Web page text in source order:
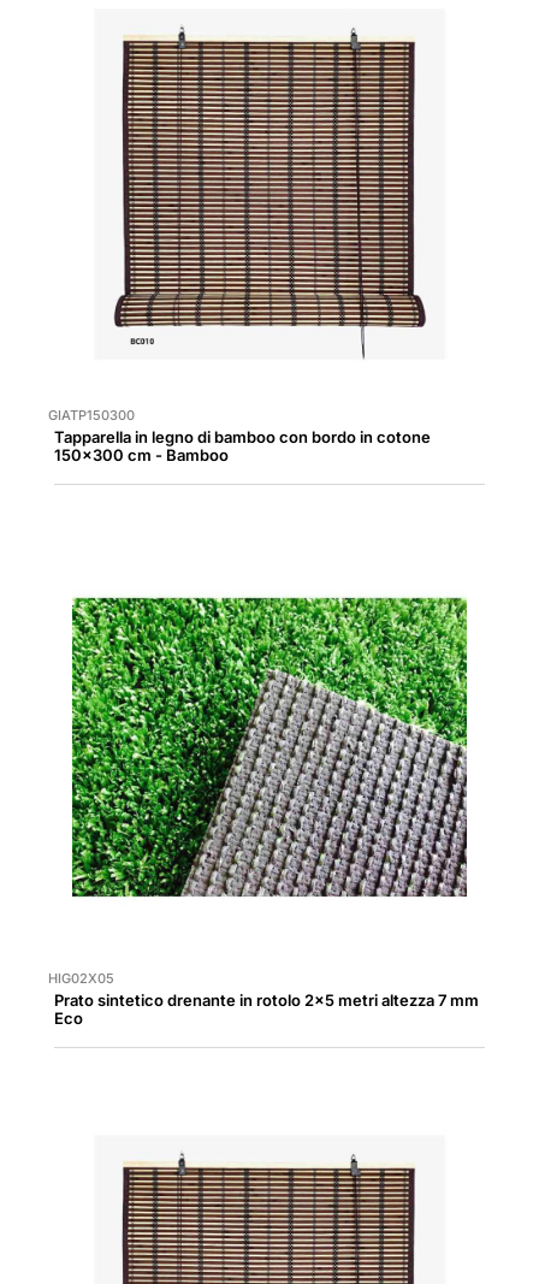
GIATP150300
Tapparella in legno di bamboo con bordo in cotone
150x300 cm - Bamboo
HIG02X05
Prato sintetico drenante in rotolo 2x5 metri altezza 7 mm
Eco